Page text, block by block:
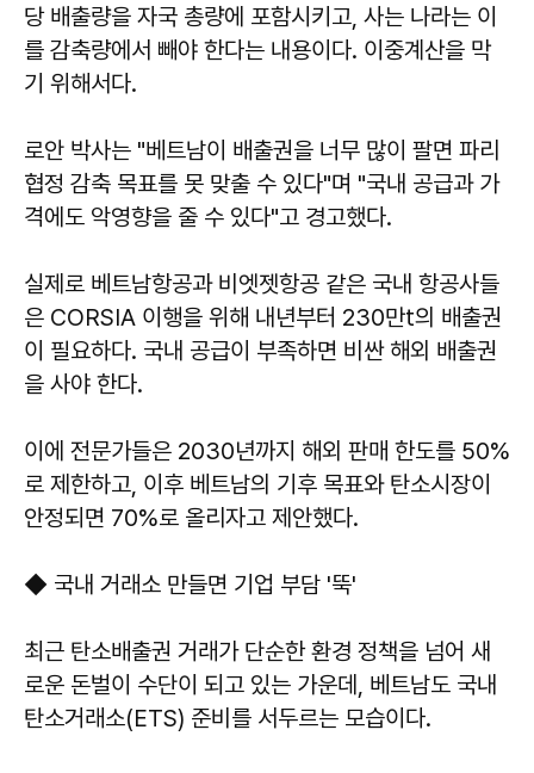
당 배출량을 자국 총량에 포함시키고, 사는 나라는 이
를 감축량에서 빼야 한다는 내용이다. 이중계산을 막
기 위해서다.
로안 박사는 "베트남이 배출권을 너무 많이 팔면 파리
협정 감축 목표를 못 맞출 수 있다"며 "국내 공급과 가
격에도 악영향을 줄 수 있다"고 경고했다.
실제로 베트남항공과 비엣젯항공 같은 국내 항공사들
은 CORSIA 이행을 위해 내년부터 230만t의 배출권
이 필요하다. 국내 공급이 부족하면 비싼 해외 배출권
을 사야 한다.
이에 전문가들은 2030년까지 해외 판매 한도를 50%
로 제한하고, 이후 베트남의 기후 목표와 탄소시장이
안정되면 70%로 올리자고 제안했다.
◆ 국내 거래소 만들면 기업 부담 '뚝'
최근 탄소배출권 거래가 단순한 환경 정책을 넘어 새
로운 돈벌이 수단이 되고 있는 가운데, 베트남도 국내
탄소거래소(ETS) 준비를 서두르는 모습이다.